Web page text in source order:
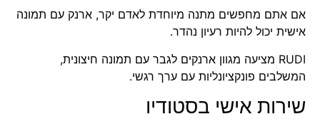
אם אתם מחפשים מתנה מיוחדת לאדם יקר, ארנק עם תמונה
אישית יכול להיות רעיון נהדר.
RUDI מציעה מגוון
ארנקים לגבר עם תמונה חיצונית,
המשלבים פונקציונליות עם ערך רגשי.
שירות אישי בסטודיו